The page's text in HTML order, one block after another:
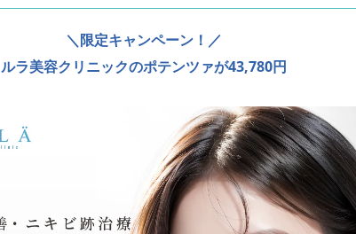
＼限定キャンペーン！／
ルラ美容クリニックのポテンツァが43,780円